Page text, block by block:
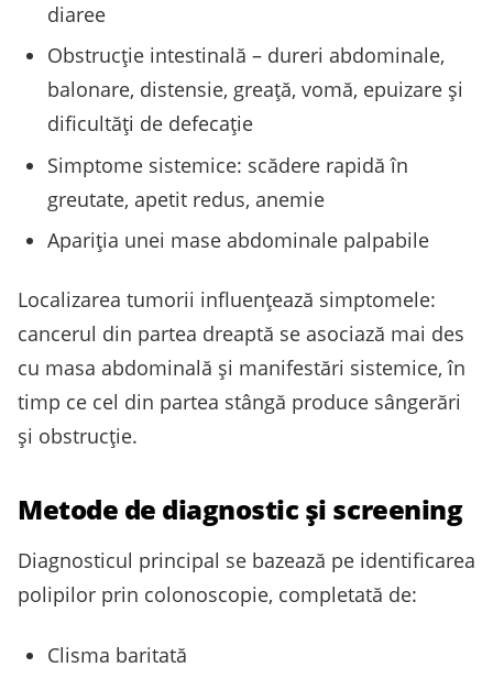
diaree
Obstrucție intestinală – dureri abdominale,
balonare, distensie, greață, vomă, epuizare și
dificultăţi de defecație
Simptome sistemice: scădere rapidă în
greutate, apetit redus, anemie
Apariţia unei mase abdominale palpabile
Localizarea tumorii influenţează simptomele:
cancerul din partea dreaptă se asociază mai des
cu masa abdominală și manifestări sistemice, în
timp ce cel din partea stângă produce sângerări
și obstrucție.
Metode de diagnostic și screening
Diagnosticul principal se bazează pe identificarea
polipilor prin colonoscopie, completată de:
Clisma baritată